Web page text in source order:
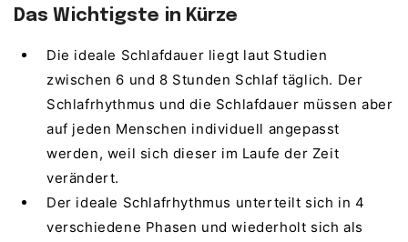
Das Wichtigste in Kürze
Die ideale Schlafdauer liegt laut Studien
zwischen 6 und 8 Stunden Schlaf täglich. Der
Schlafrhythmus und die Schlafdauer müssen aber
auf jeden Menschen individuell angepasst
werden, weil sich dieser im Laufe der Zeit
verändert.
Der ideale Schlafrhythmus unterteilt sich in 4
verschiedene Phasen und wiederholt sich als